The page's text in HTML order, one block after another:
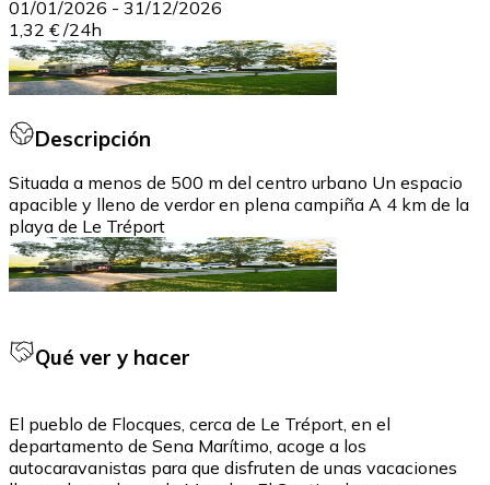
01/01/2026 - 31/12/2026
1,32 € /24h
Descripción
Situada a menos de 500 m del centro urbano Un espacio
apacible y lleno de verdor en plena campiña A 4 km de la
playa de Le Tréport
Qué ver y hacer
El pueblo de Flocques, cerca de Le Tréport, en el
departamento de Sena Marítimo, acoge a los
autocaravanistas para que disfruten de unas vacaciones